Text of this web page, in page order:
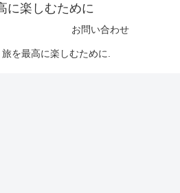
に楽しむために
お問い合わせ
を最高に楽しむために.